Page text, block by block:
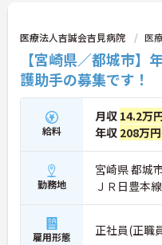
医療法人吉誠会吉見病院 医
【宮崎県／都城市
護助手の募集です！
給料
月収 14.2万
年収 208万
勤務地
宮崎県 都城
ＪＲ日豊本
雇用形態 正社員(正職